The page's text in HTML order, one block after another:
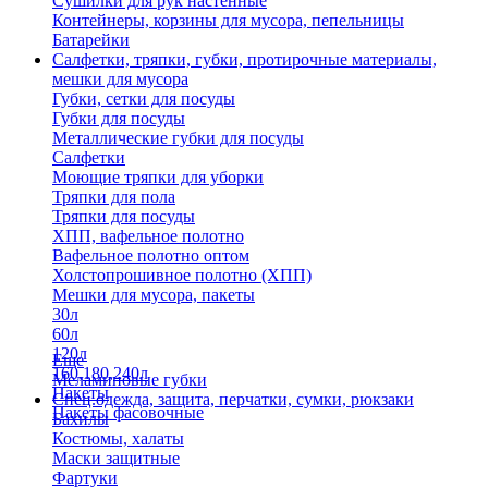
Контейнеры, корзины для мусора, пепельницы
Батарейки
Салфетки, тряпки, губки, протирочные материалы,
мешки для мусора
Губки, сетки для посуды
Губки для посуды
Металлические губки для посуды
Салфетки
Моющие тряпки для уборки
Тряпки для пола
Тряпки для посуды
ХПП, вафельное полотно
Вафельное полотно оптом
Холстопрошивное полотно (ХПП)
Мешки для мусора, пакеты
30л
60л
120л
160,180,240л
Пакеты
Пакеты фасовочные
Еще
Меламиновые губки
Спец.одежда, защита, перчатки, сумки, рюкзаки
Бахилы
Костюмы, халаты
Маски защитные
Фартуки